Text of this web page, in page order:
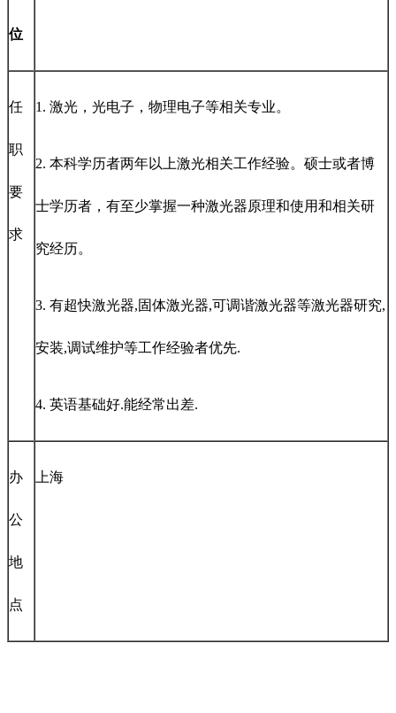
位
任
职
要
求
1. 激光，光电子，物理电子等相关专业。
2. 本科学历者两年以上激光相关工作经验。硕士或者博
士学历者，有至少掌握一种激光器原理和使用和相关研
究经历。
3. 有超快激光器,固体激光器,可调谐激光器等激光器研究,
安装,调试维护等工作经验者优先.
4. 英语基础好.能经常出差.
办
公
地
点
上海